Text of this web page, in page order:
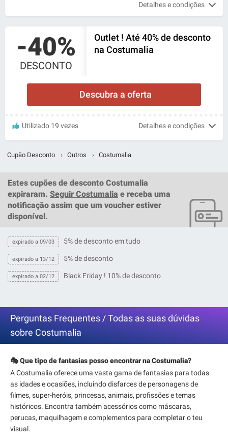
Detalhes e condições
-40%
DESCONTO
Outlet ! Até 40% de desconto
na Costumalia
Descubra a oferta
Utilizado 19 vezes Detalhes e condições
Cupão Desconto › Outros › Costumalia
Estes cupões de desconto Costumalia
expiraram. Seguir Costumalia e receba uma
notificação assim que um voucher estiver
disponível.
expirado a 09/03 5% de desconto em tudo
expirado a 13/12 5% de desconto
expirado a 02/12 Black Friday ! 10% de desconto
Perguntas Frequentes / Todas as suas dúvidas
sobre Costumalia
🎭 Que tipo de fantasias posso encontrar na Costumalia?
A Costumalia oferece uma vasta gama de fantasias para todas
as idades e ocasiões, incluindo disfarces de personagens de
filmes, super-heróis, princesas, animais, profissões e temas
históricos. Encontra também acessórios como máscaras,
perucas, maquilhagem e complementos para completar o teu
visual.